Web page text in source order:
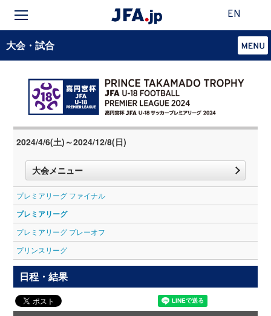
EN
大会・試合
2024/4/6(土)～2024/12/8(日)
大会メニュー
プレミアリーグ ファイナル
プレミアリーグ
プレミアリーグ プレーオフ
プリンスリーグ
日程・結果